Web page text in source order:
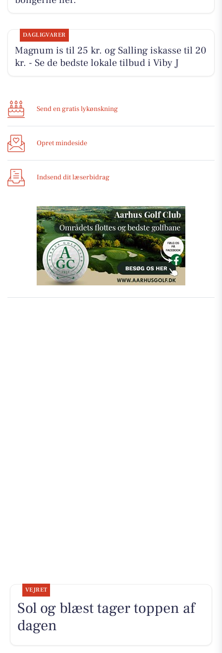
DAGLIGVARER
Magnum is til 25 kr. og Salling iskasse til 20
kr. - Se de bedste lokale tilbud i Viby J
Send en gratis lykønskning
Opret mindeside
Indsend dit læserbidrag
VEJRET
Sol og blæst tager toppen af
dagen